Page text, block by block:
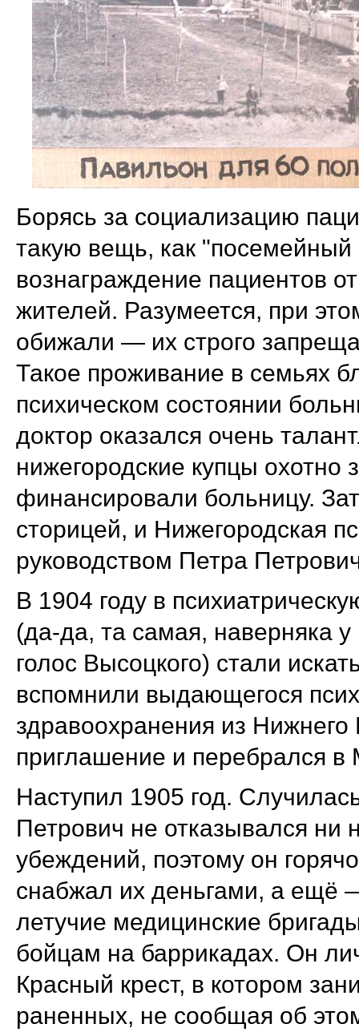
Борясь за социализацию
такую вещь, как
вознаграждение пациентов
жителей. Разумеется, при
обижали — их строго
Такое проживание в семьях
психическом состоянии
доктор оказался очень
нижегородские купцы охотно
финансировали больницу.
сторицей, и Нижегородская
руководством Петра
В 1904 году в
(да-да, та самая, наверняка
голос Высоцкого) стали
вспомнили выдающегося
здравоохранения из
приглашение и перебрался в
Наступил 1905 год.
Петрович не отказывался ни
убеждений, поэтому он
снабжал их деньгами, а ещё
летучие медицинские
бойцам на баррикадах. Он
Красный крест, в котором
раненных, не сообщая об